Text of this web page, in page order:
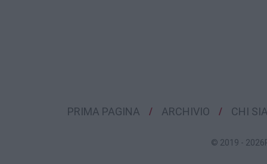
PRIMA PAGINA ARCHIVIO CHI
© 2019 - 2026